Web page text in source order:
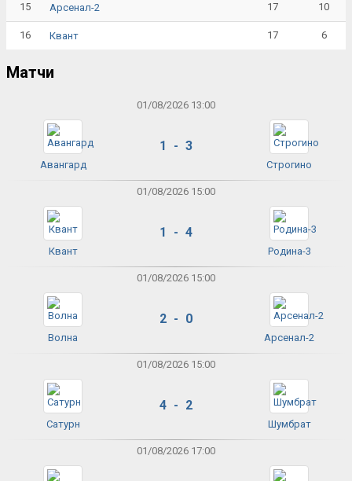
15 Арсенал-2 17 10
16 Квант 17 6
Матчи
01/08/2026 13:00
Авангард
1 - 3
Строгино
01/08/2026 15:00
Квант
1 - 4
Родина-3
01/08/2026 15:00
Волна
2 - 0
Арсенал-2
01/08/2026 15:00
Сатурн
4 - 2
Шумбрат
01/08/2026 17:00